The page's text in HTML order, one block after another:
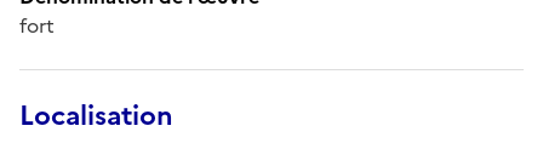
fort
Localisation